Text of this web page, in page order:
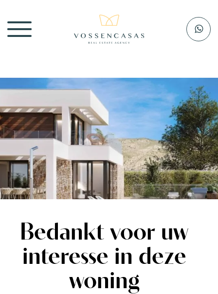
Bedankt voor uw
interesse in deze
woning